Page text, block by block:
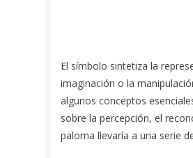
El símbolo sintetiza la
imaginación o la
algunos conceptos
sobre la percepción, el
paloma llevaría a una serie